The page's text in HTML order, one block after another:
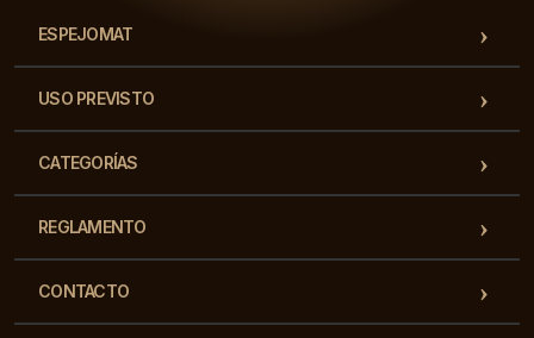
ESPEJOMAT
USO PREVISTO
CATEGORÍAS
REGLAMENTO
CONTACTO